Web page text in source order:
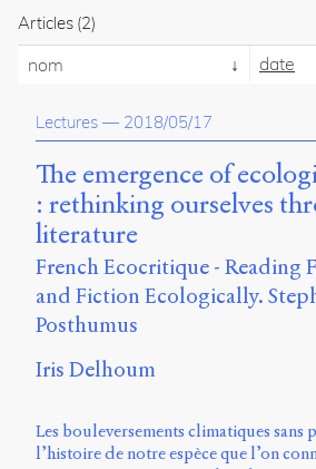
Présentation
Publier
du
site
Archipel
En
ligne
Mastodon
de
Campus
de
Longueuil
Articles (2)
nom date
Lectures — 2018/05/17
The emergence of
: rethinking ourselves
literature
French Ecocritique - Reading
and Fiction Ecologically.
Posthumus
Iris Delhoum
Les bouleversements climatiques sans
l’histoire de notre espèce que l’on